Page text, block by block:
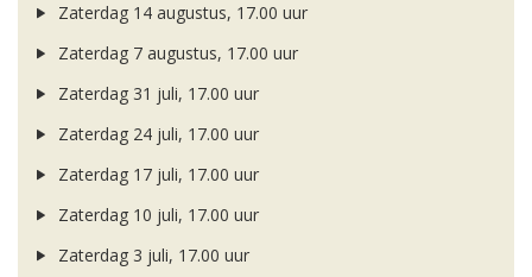
Zaterdag 14 augustus, 17.00 uur
Zaterdag 7 augustus, 17.00 uur
Zaterdag 31 juli, 17.00 uur
Zaterdag 24 juli, 17.00 uur
Zaterdag 17 juli, 17.00 uur
Zaterdag 10 juli, 17.00 uur
Zaterdag 3 juli, 17.00 uur